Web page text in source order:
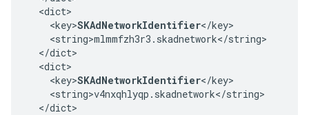
  <dict>
    <key>
SKAdNetworkIdentifier</key>
    <string>mlmmfzh3r3.skadnetwork</string>
  </dict>
  <dict>
    <key>
SKAdNetworkIdentifier</key>
    <string>v4nxqhlyqp.skadnetwork</string>
  </dict>